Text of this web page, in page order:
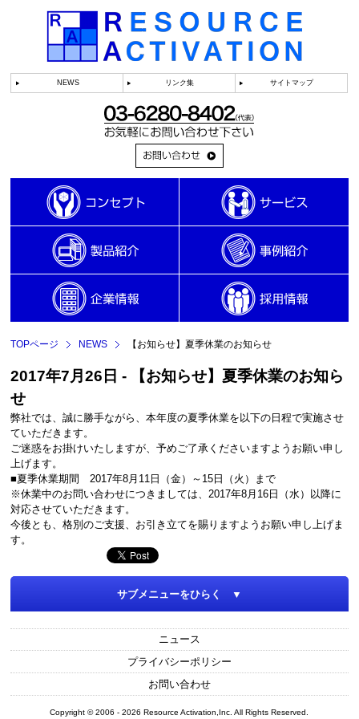
NEWS リンク集 サイトマップ
TOPページ NEWS 【お知らせ】夏季休業のお知らせ
2017年7月26日 - 【お知らせ】夏季休業のお知ら
せ
弊社では、誠に勝手ながら、本年度の夏季休業を以下の日程で実施させ
ていただきます。
ご迷惑をお掛けいたしますが、予めご了承くださいますようお願い申し
上げます。
■夏季休業期間 2017年8月11日（金）～15日（火）まで
※休業中のお問い合わせにつきましては、2017年8月16日（水）以降に
対応させていただきます。
今後とも、格別のご支援、お引き立てを賜りますようお願い申し上げま
す。
サブメニューをひらく ▼
ニュース
プライバシーポリシー
お問い合わせ
Copyright © 2006 - 2026 Resource Activation,Inc. All Rights Reserved.